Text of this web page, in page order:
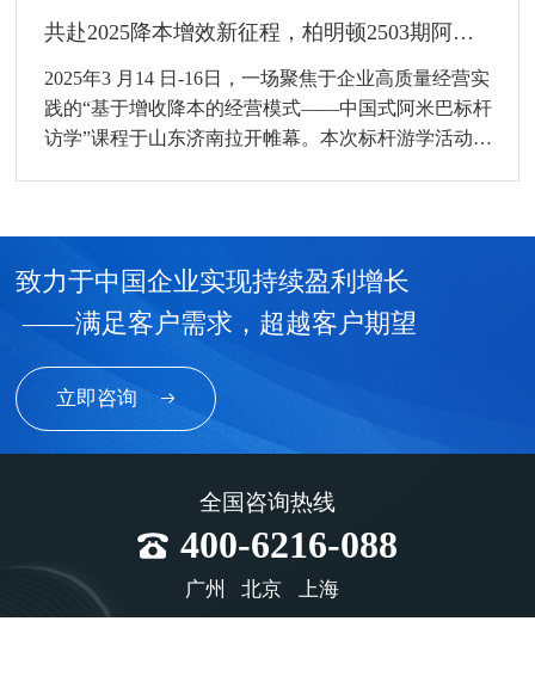
共赴2025降本增效新征程，柏明顿2503期阿米巴标杆访学课程济南站圆满收官！
2025年3 月14 日-16日，一场聚焦于企业高质量经营实
践的“基于增收降本的经营模式——中国式阿米巴标杆
访学”课程于山东济南拉开帷幕。本次标杆游学活动来
致力于中国企业实现持续盈利增长
——满足客户需求，超越客户期望
立即咨询
全国咨询热线
400-6216-088
广州 北京 上海